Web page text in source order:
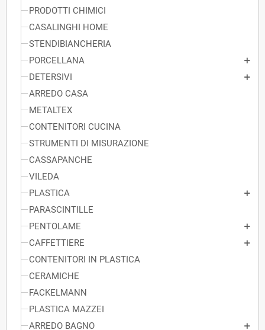
PRODOTTI CHIMICI
CASALINGHI HOME
STENDIBIANCHERIA
PORCELLANA
DETERSIVI
ARREDO CASA
METALTEX
CONTENITORI CUCINA
STRUMENTI DI MISURAZIONE
CASSAPANCHE
VILEDA
PLASTICA
PARASCINTILLE
PENTOLAME
CAFFETTIERE
CONTENITORI IN PLASTICA
CERAMICHE
FACKELMANN
PLASTICA MAZZEI
ARREDO BAGNO